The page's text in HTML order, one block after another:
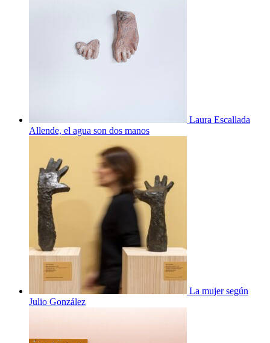
Laura Escallada
Allende, el agua son dos manos
La mujer según
Julio González